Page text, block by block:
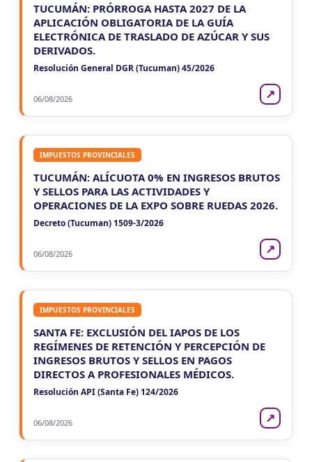
TUCUMÁN: PRÓRROGA HASTA 2027 DE LA
APLICACIÓN OBLIGATORIA DE LA GUÍA
ELECTRÓNICA DE TRASLADO DE AZÚCAR Y SUS
DERIVADOS.
Resolución General DGR (Tucuman) 45/2026
06/08/2026 ↗
IMPUESTOS PROVINCIALES
TUCUMÁN: ALÍCUOTA 0% EN INGRESOS BRUTOS
Y SELLOS PARA LAS ACTIVIDADES Y
OPERACIONES DE LA EXPO SOBRE RUEDAS 2026.
Decreto (Tucuman) 1509-3/2026
06/08/2026 ↗
IMPUESTOS PROVINCIALES
SANTA FE: EXCLUSIÓN DEL IAPOS DE LOS
REGÍMENES DE RETENCIÓN Y PERCEPCIÓN DE
INGRESOS BRUTOS Y SELLOS EN PAGOS
DIRECTOS A PROFESIONALES MÉDICOS.
Resolución API (Santa Fe) 124/2026
06/08/2026 ↗